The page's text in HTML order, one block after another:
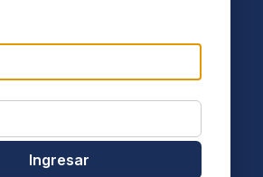
Ingresar